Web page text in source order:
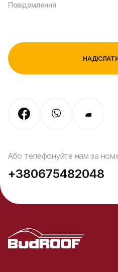
Або телефонуйте нам за
+380675482048